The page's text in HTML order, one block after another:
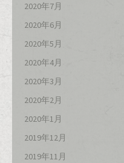
2020年7月
2020年6月
2020年5月
2020年4月
2020年3月
2020年2月
2020年1月
2019年12月
2019年11月